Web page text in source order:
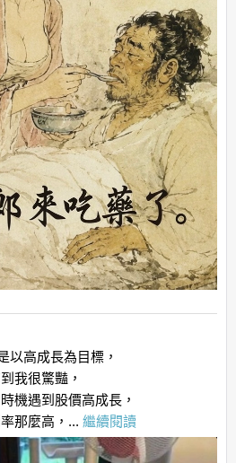
以高成長為目標，
我很驚豔，
機遇到股價高成長，
那麼高，... 繼續閱讀